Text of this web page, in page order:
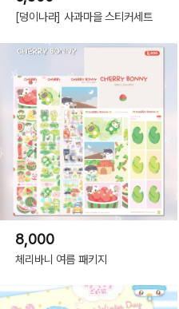
[덩이나라] 사과마을 스티커세트
8,000
체리바니 여름 패키지